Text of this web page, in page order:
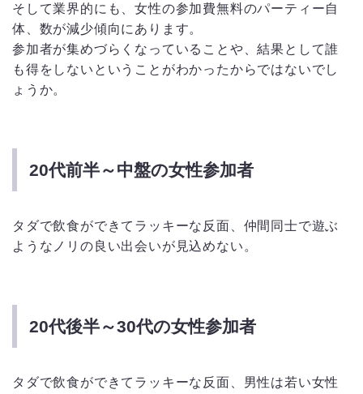
そして業界的にも、女性の参加費無料のパーティー自
体、数が減少傾向にあります。
参加者が集めづらくなっていることや、結果として誰
も得をしないということがわかったからではないでし
ょうか。
20代前半～中盤の女性参加者
タダで飲食ができてラッキーな反面、仲間同士で遊ぶ
ようなノリの良い出会いが見込めない。
20代後半～30代の女性参加者
タダで飲食ができてラッキーな反面、男性は若い女性